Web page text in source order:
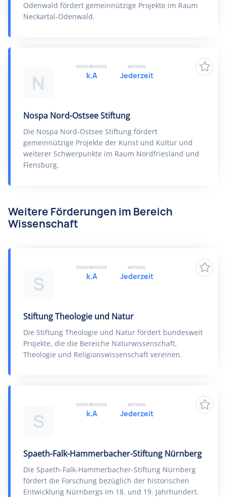
Odenwald fördert gemeinnützige Projekte im Raum
Neckartal-Odenwald.
N
Nospa Nord-Ostsee Stiftung
Die Nospa Nord-Ostsee Stiftung fördert
gemeinnützige Projekte der Kunst und Kultur und
weiterer Schwerpunkte im Raum Nordfriesland und
Flensburg.
FÖRDERHÖHE
k.A
ANTRAG
Jederzeit
Weitere Förderungen im Bereich
Wissenschaft
S
Stiftung Theologie und Natur
Die Stiftung Theologie und Natur fördert bundesweit
Projekte, die die Bereiche Naturwissenschaft,
Theologie und Religionswissenschaft vereinen.
FÖRDERHÖHE
k.A
ANTRAG
Jederzeit
S
Spaeth-Falk-Hammerbacher-Stiftung Nürnberg
Die Spaeth-Falk-Hammerbacher-Stiftung Nürnberg
fördert die Forschung bezüglich der historischen
Entwicklung Nürnbergs im 18. und 19. Jahrhundert.
FÖRDERHÖHE
k.A
ANTRAG
Jederzeit